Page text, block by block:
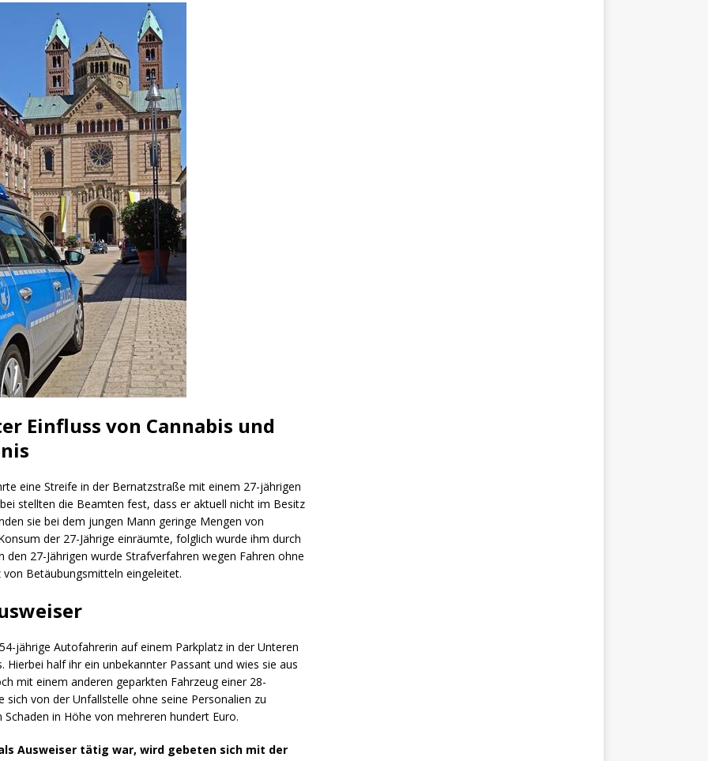
/ Geschwindigkeitsmessung für die KW 19 (05.05. –
gewinnt vor der Schweiz den Longines EEF Nations Cup im
Speyer / Brazzeltag
SPEYER
/ Speyer
SPEYER
(KCanG) BLAULICHTMELDUNGEN
Einfluss von Cannabis und
eine Streife in der Bernatzstraße mit einem 27-jährigen
stellten die Beamten fest, dass er aktuell nicht im Besitz
sie bei dem jungen Mann geringe Mengen von
der 27-Jährige einräumte, folglich wurde ihm durch
27-Jährigen wurde Strafverfahren wegen Fahren ohne
Betäubungsmitteln eingeleitet.
jährige Autofahrerin auf einem Parkplatz in der Unteren
half ihr ein unbekannter Passant und wies sie aus
mit einem anderen geparkten Fahrzeug einer 28-
sich von der Unfallstelle ohne seine Personalien zu
in Höhe von mehreren hundert Euro.
Ausweiser tätig war, wird gebeten sich mit der